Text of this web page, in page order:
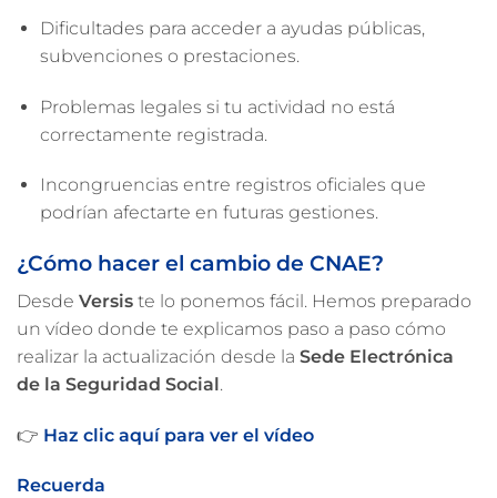
Dificultades para acceder a ayudas públicas,
subvenciones o prestaciones.
Problemas legales si tu actividad no está
correctamente registrada.
Incongruencias entre registros oficiales que
podrían afectarte en futuras gestiones.
¿Cómo hacer el cambio de CNAE?
Desde Versis te lo ponemos fácil. Hemos preparado
un vídeo donde te explicamos paso a paso cómo
realizar la actualización desde la Sede Electrónica
de la Seguridad Social.
👉 Haz clic aquí para ver el vídeo
Recuerda